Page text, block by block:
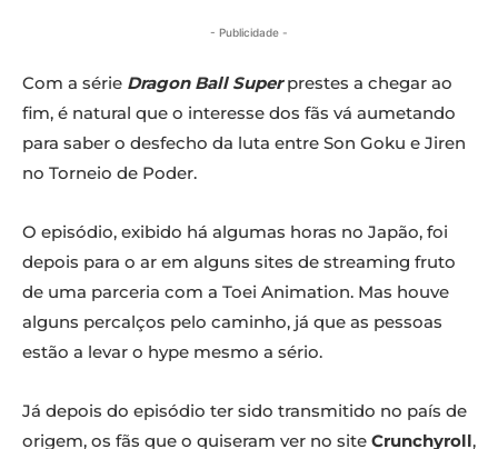
- Publicidade -
Com a série Dragon Ball Superprestes a chegar ao
fim, é natural que o interesse dos fãs vá aumetando
para saber o desfecho da luta entre Son Goku e Jiren
no Torneio de Poder.
O episódio, exibido há algumas horas no Japão, foi
depois para o ar em alguns sites de streaming fruto
de uma parceria com a Toei Animation. Mas houve
alguns percalços pelo caminho, já que as pessoas
estão a levar o hype mesmo a sério.
Já depois do episódio ter sido transmitido no país de
origem, os fãs que o quiseram ver no site Crunchyroll,